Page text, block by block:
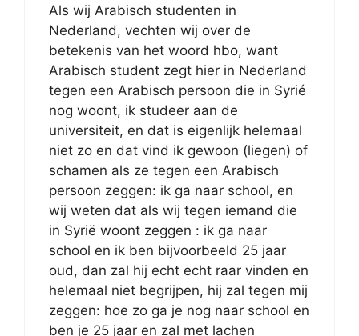
Als wij Arabisch studenten in
Nederland, vechten wij over de
betekenis van het woord hbo, want
Arabisch student zegt hier in Nederland
tegen een Arabisch persoon die in Syrié
nog woont, ik studeer aan de
universiteit, en dat is eigenlijk helemaal
niet zo en dat vind ik gewoon (liegen) of
schamen als ze tegen een Arabisch
persoon zeggen: ik ga naar school, en
wij weten dat als wij tegen iemand die
in Syrië woont zeggen : ik ga naar
school en ik ben bijvoorbeeld 25 jaar
oud, dan zal hij echt echt raar vinden en
helemaal niet begrijpen, hij zal tegen mij
zeggen: hoe zo ga je nog naar school en
ben je 25 jaar en zal met lachen